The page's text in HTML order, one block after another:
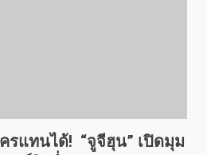
รแทนได้! “จูจีฮุน” เปิดมุม